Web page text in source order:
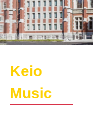
Keio
Music